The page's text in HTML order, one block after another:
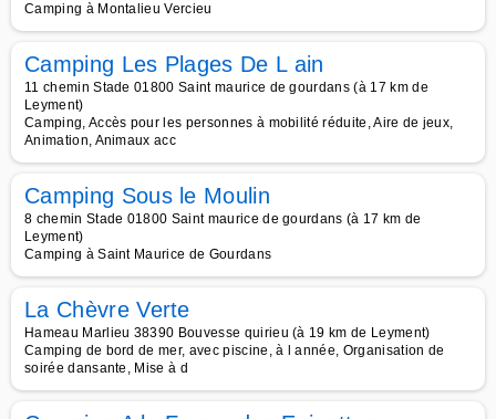
Camping à Montalieu Vercieu
Camping Les Plages De L ain
11 chemin Stade 01800 Saint maurice de gourdans (à 17 km de
Leyment)
Camping, Accès pour les personnes à mobilité réduite, Aire de jeux,
Animation, Animaux acc
Camping Sous le Moulin
8 chemin Stade 01800 Saint maurice de gourdans (à 17 km de
Leyment)
Camping à Saint Maurice de Gourdans
La Chèvre Verte
Hameau Marlieu 38390 Bouvesse quirieu (à 19 km de Leyment)
Camping de bord de mer, avec piscine, à l année, Organisation de
soirée dansante, Mise à d